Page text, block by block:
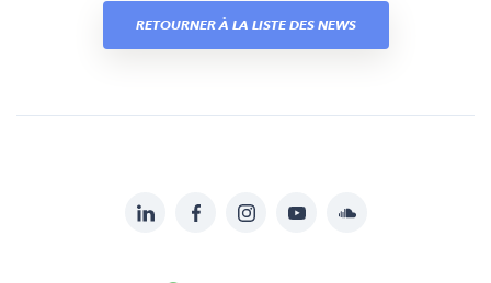
RETOURNER À LA LISTE DES NEWS
LinkedInFacebookInstagramYouTubeSoundcloud